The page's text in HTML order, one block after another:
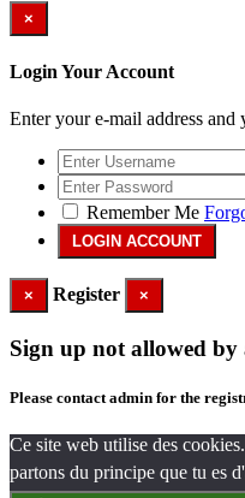
×
Login Your Account
Enter your e-mail address and
Remember Me
× Register ×
Sign up not allowed by
Please contact admin for the
Ce site web utilise des
partons du principe que tu es